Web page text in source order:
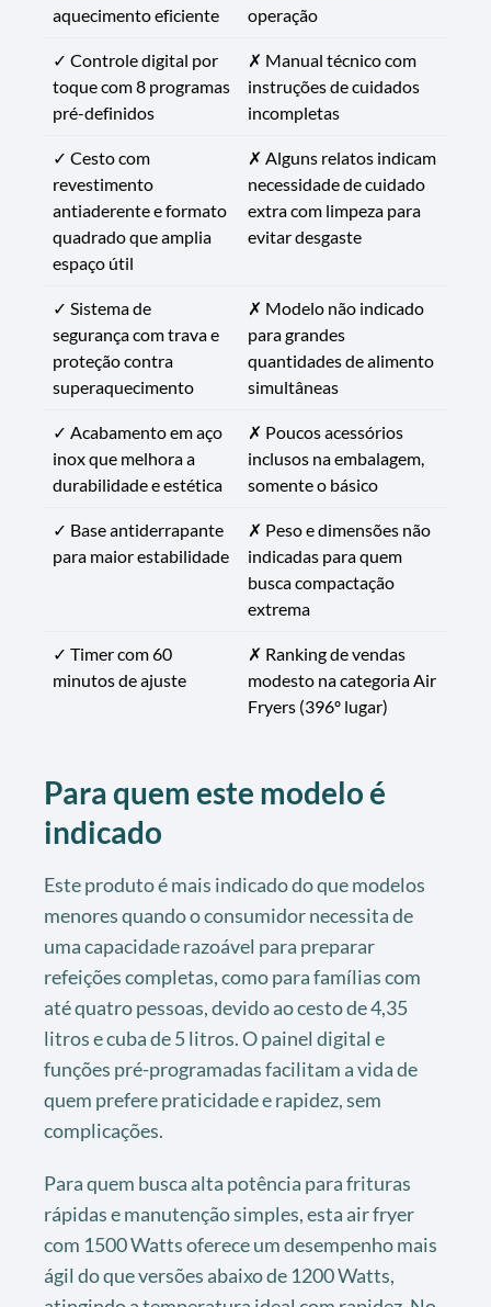
aquecimento eficiente
operação
✓ Controle digital por
toque com 8 programas
pré-definidos
✗ Manual técnico com
instruções de cuidados
incompletas
✓ Cesto com
revestimento
antiaderente e formato
quadrado que amplia
espaço útil
✗ Alguns relatos indicam
necessidade de cuidado
extra com limpeza para
evitar desgaste
✓ Sistema de
segurança com trava e
proteção contra
superaquecimento
✗ Modelo não indicado
para grandes
quantidades de alimento
simultâneas
✓ Acabamento em aço
inox que melhora a
durabilidade e estética
✗ Poucos acessórios
inclusos na embalagem,
somente o básico
✓ Base antiderrapante
para maior estabilidade
✗ Peso e dimensões não
indicadas para quem
busca compactação
extrema
✓ Timer com 60
minutos de ajuste
✗ Ranking de vendas
modesto na categoria Air
Fryers (396º lugar)
Para quem este modelo é
indicado
Este produto é mais indicado do que modelos
menores quando o consumidor necessita de
uma capacidade razoável para preparar
refeições completas, como para famílias com
até quatro pessoas, devido ao cesto de 4,35
litros e cuba de 5 litros. O painel digital e
funções pré-programadas facilitam a vida de
quem prefere praticidade e rapidez, sem
complicações.
Para quem busca alta potência para frituras
rápidas e manutenção simples, esta air fryer
com 1500 Watts oferece um desempenho mais
ágil do que versões abaixo de 1200 Watts,